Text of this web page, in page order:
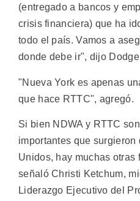
(entregado a bancos y
crisis financiera) que ha
todo el país. Vamos a
donde debe ir", dijo
"Nueva York es apenas
que hace RTTC", agregó.
Si bien NDWA y RTTC
importantes que
Unidos, hay muchas otras
señaló Christi Ketchum,
Liderazgo Ejecutivo del